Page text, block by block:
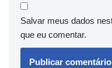
Salvar meus dados
que eu comentar.